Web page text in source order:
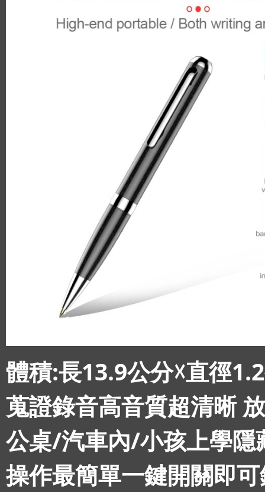
體積:長13.9公分☓直徑
蒐證錄音高音質超清晰
公桌/汽車內/小孩上學隱
操作最簡單一鍵開關即